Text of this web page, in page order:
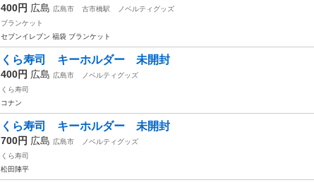
400円 広島 広島市 古市橋駅
ノベルティグッズ
ブランケット
セブンイレブン 福袋 ブランケット
くら寿司 キーホルダー 未開封
400円 広島 広島市
ノベルティグッズ
くら寿司
コナン
くら寿司 キーホルダー 未開封
700円 広島 広島市
ノベルティグッズ
くら寿司
松田陣平